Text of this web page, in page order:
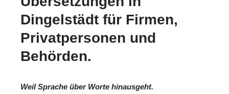
Dingelstädt für Firmen,
Privatpersonen und
Behörden.
Weil Sprache über Worte hinausgeht.